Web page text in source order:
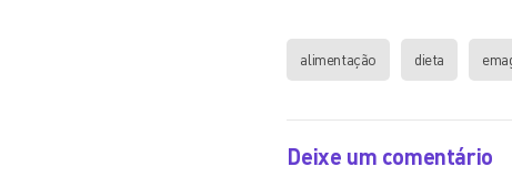
alimentação dieta
Deixe um comentário